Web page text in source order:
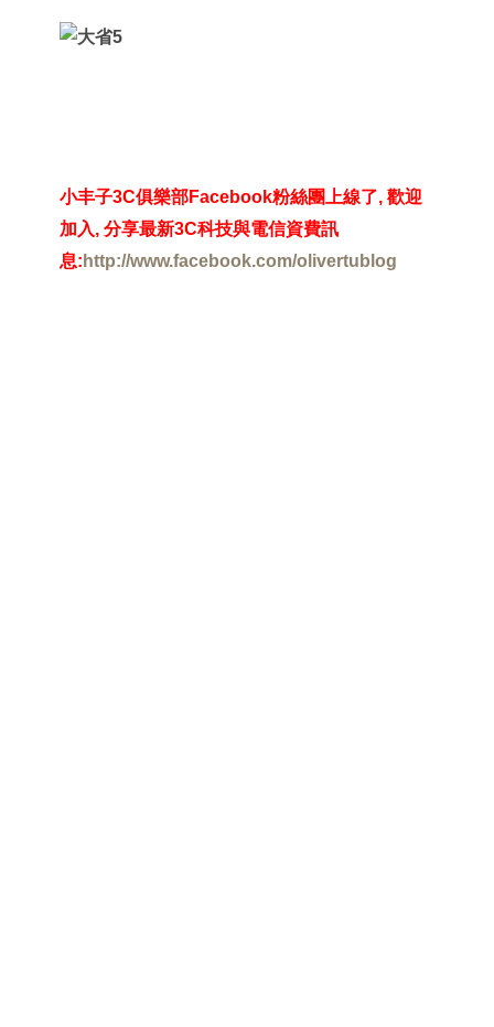
小丰子3C俱樂部Facebook粉絲團上線了, 歡迎
加入, 分享最新3C科技與電信資費訊
息: http://www.facebook.com/olivertublog